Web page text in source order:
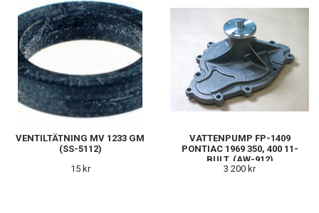
VENTILTÄTNING MV 1233 GM
(SS-5112)
15 kr
VATTENPUMP FP-1409
PONTIAC 1969 350, 400 11-
BULT. (AW-912)
3 200 kr